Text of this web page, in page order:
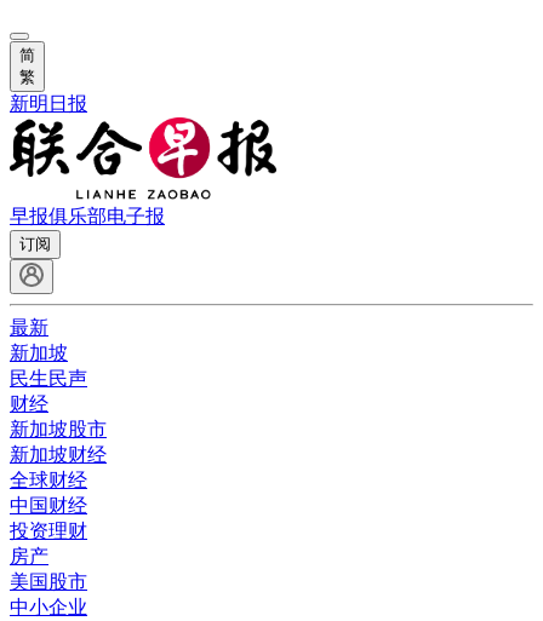
简
繁
新明日报
早报俱乐部电子报
订阅
最新
新加坡
民生民声
财经
新加坡股市
新加坡财经
全球财经
中国财经
投资理财
房产
美国股市
中小企业